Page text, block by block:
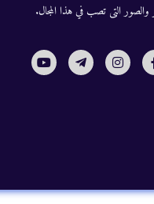
والصور التى تصب في هذا المجال.